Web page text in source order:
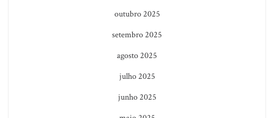
outubro 2025
setembro 2025
agosto 2025
julho 2025
junho 2025